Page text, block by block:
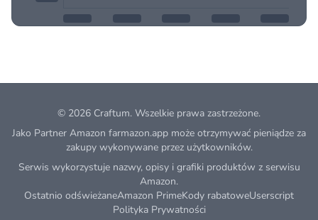
© 2026 Craftum. Wszelkie prawa zastrzeżone.
Jako Partner Amazon farmazon.app może otrzymywać pieniądze za
zakupy wykonywane przez użytkowników.
Serwis wykorzystuje nazwy, opisy i grafiki produktów z serwisu
Amazon.
Ostatnio odświeżaneAmazon PrimeKody rabatoweUserscript
Polityka Prywatności